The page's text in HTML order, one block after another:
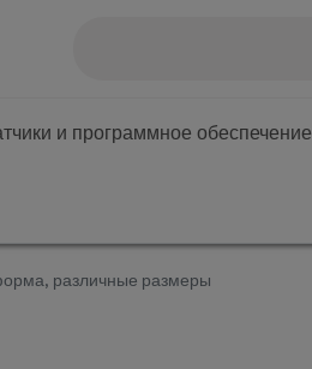
и программное обеспечение
различные размеры